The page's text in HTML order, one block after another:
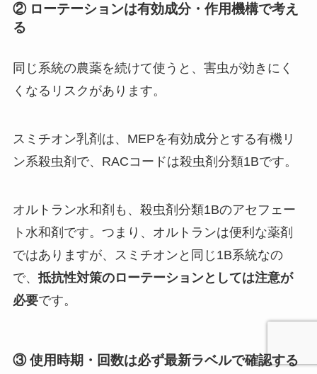
② ローテーションは有効成分・作用機構で考え
る
同じ系統の農薬を続けて使うと、害虫が効きにく
くなるリスクがあります。
スミチオン乳剤は、MEPを有効成分とする有機リ
ン系殺虫剤で、RACコードは殺虫剤分類1Bです。
オルトラン水和剤も、殺虫剤分類1Bのアセフェー
ト水和剤です。つまり、オルトランは便利な薬剤
ではありますが、スミチオンと同じ1B系統なの
で、 抵抗性対策のローテーションとしては注意が
必要です。
③ 使用時期・回数は必ず最新ラベルで確認する